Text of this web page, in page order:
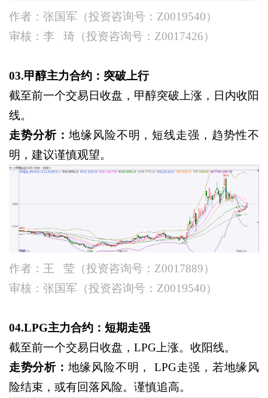
作者：张国军（投资咨询号： Z0019540）
审核：李
琦（投资咨询号： Z0017426）
03.甲醇主力合约：突破上行
截至前一个交易日收盘，甲醇突破上涨，日内收阳
线。
走势分析： 地缘风险不明，短线走强，趋势性不
明，建议谨慎观望。
作者：王
莹（投资咨询号：Z0017889）
审核：张国军（投资咨询号： Z0019540）
04.LPG主力合约：短期走强
截至前一个交易日收盘， LPG上涨。收阳线。
走势分析： 地缘风险不明，
LPG走强，若地缘风
险结束，或有回落风险。谨慎追高。